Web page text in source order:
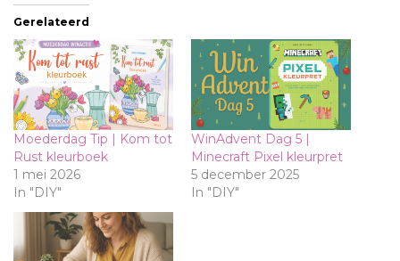
Gerelateerd
Moederdag Tip | Kom tot
Rust kleurboek
1 mei 2026
In "DIY"
WinAdvent Dag 5 |
Minecraft Pixel kleurpret
5 december 2025
In "DIY"